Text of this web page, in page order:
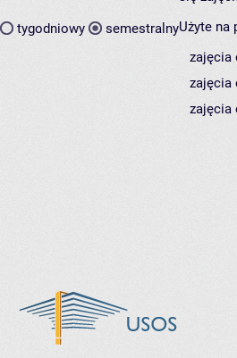
tygodniowy semestralnyUżyte na
zajęcia
zajęcia
zajęcia